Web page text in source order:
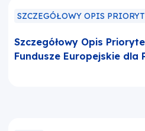
SZCZEGÓŁOWY OPIS
Szczegółowy Opis
Fundusze Europejskie dla